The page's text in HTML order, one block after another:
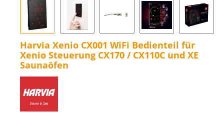
Harvia Xenio CX001 WiFi Bedienteil für
Xenio Steuerung CX170 / CX110C und XE
Saunaöfen